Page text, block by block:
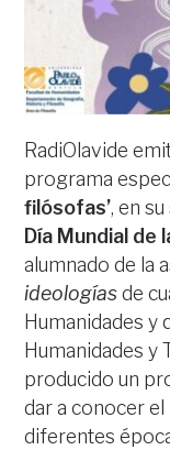
RadiOlavide
programa
filósofas’, en
Día Mundial de
alumnado de la
ideologíasde
Humanidades y
Humanidades y
producido un
dar a conocer
diferentes